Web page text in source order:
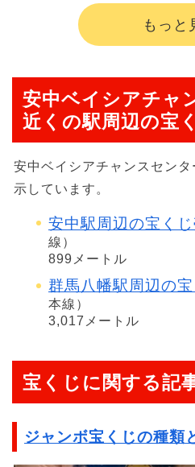
もっと
安中ベイシアチャ
近くの駅周辺の宝
安中ベイシアチャンスセン
示しています。
安中駅周辺の宝く
線）
899メートル
群馬八幡駅周辺の
本線）
3,017メートル
宝くじに関する記
ジャンボ宝くじの種類